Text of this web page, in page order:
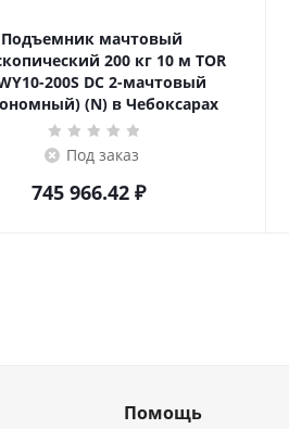
Подъемник мачтовый
200 кг 10 м TOR
200S DC 2-мачтовый
(N) в Чебоксарах
Под заказ
745 966.42₽
Помощь